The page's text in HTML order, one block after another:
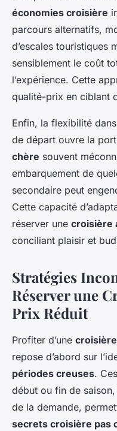
économies croisière
parcours alternatifs,
d’escales touristiques
sensiblement le coût
l’expérience. Cette
qualité-prix en ciblant
Enfin, la flexibilité
de départ ouvre la
chère souvent
embarquement de
secondaire peut
Cette capacité
réserver une croisière
conciliant plaisir et
Stratégies
Réserver une
Prix Réduit
Profiter d’une
repose d’abord sur
périodes creuses.
début ou fin de
de la demande,
secrets croisière pas